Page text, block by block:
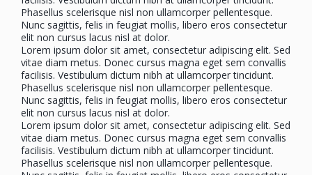
Phasellus scelerisque nisl non ullamcorper pellentesque.
Nunc sagittis, felis in feugiat mollis, libero eros consectetur
elit non cursus lacus nisl at dolor.
Lorem ipsum dolor sit amet, consectetur adipiscing elit. Sed
vitae diam metus. Donec cursus magna eget sem convallis
facilisis. Vestibulum dictum nibh at ullamcorper tincidunt.
Phasellus scelerisque nisl non ullamcorper pellentesque.
Nunc sagittis, felis in feugiat mollis, libero eros consectetur
elit non cursus lacus nisl at dolor.
Lorem ipsum dolor sit amet, consectetur adipiscing elit. Sed
vitae diam metus. Donec cursus magna eget sem convallis
facilisis. Vestibulum dictum nibh at ullamcorper tincidunt.
Phasellus scelerisque nisl non ullamcorper pellentesque.